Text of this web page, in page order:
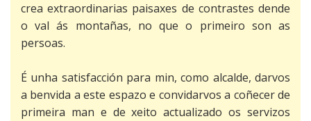
crea extraordinarias paisaxes de contrastes dende
o val ás montañas, no que o primeiro son as
persoas.
É unha satisfacción para min, como alcalde, darvos
a benvida a este espazo e convidarvos a coñecer de
primeira man e de xeito actualizado os servizos